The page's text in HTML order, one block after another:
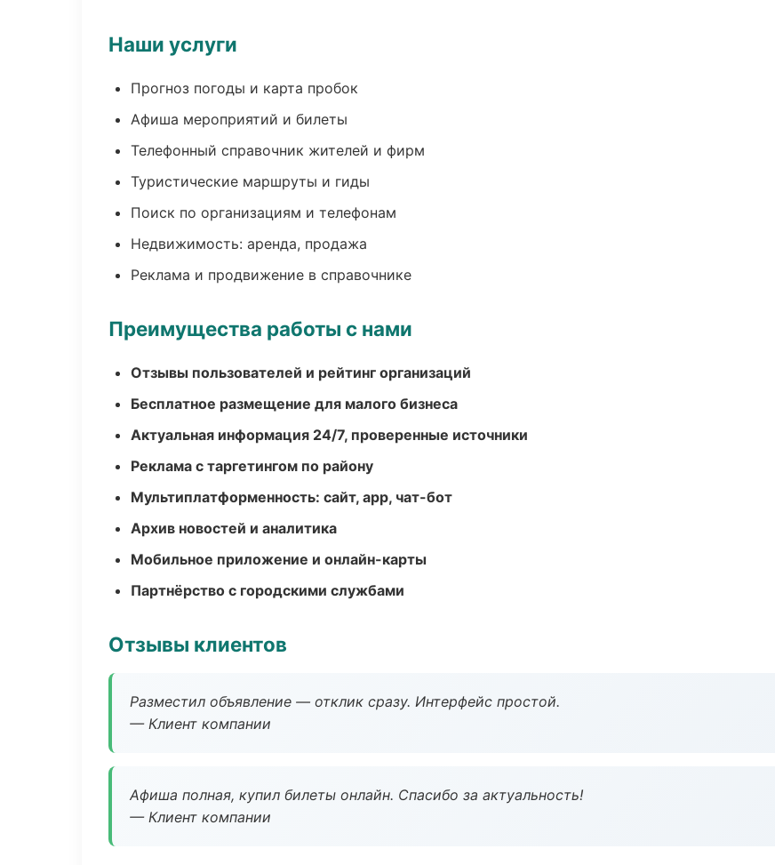
Наши услуги
Прогноз погоды и карта пробок
Афиша мероприятий и билеты
Телефонный справочник жителей и фирм
Туристические маршруты и гиды
Поиск по организациям и телефонам
Недвижимость: аренда, продажа
Реклама и продвижение в справочнике
Преимущества работы с нами
Отзывы пользователей и рейтинг организаций
Бесплатное размещение для малого бизнеса
Актуальная информация 24/7, проверенные источники
Реклама с таргетингом по району
Мультиплатформенность: сайт, app, чат-бот
Архив новостей и аналитика
Мобильное приложение и онлайн-карты
Партнёрство с городскими службами
Отзывы клиентов
Разместил объявление — отклик сразу. Интерфейс простой.
— Клиент компании
Афиша полная, купил билеты онлайн. Спасибо за актуальность!
— Клиент компании